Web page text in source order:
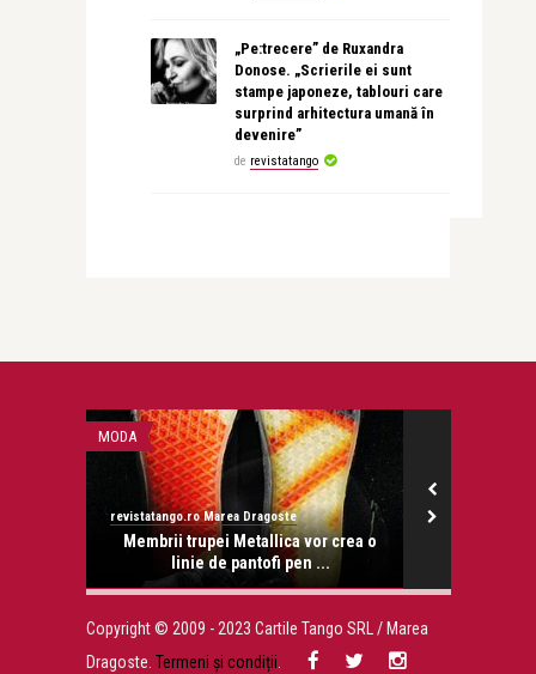
„Pe:trecere” de Ruxandra
Donose. „Scrierile ei sunt
stampe japoneze, tablouri care
surprind arhitectura umană în
devenire”
de revistatango
MODA
revistatango.ro Marea Dragoste
Membrii trupei Metallica vor crea o
linie de pantofi pen ...
Copyright © 2009 - 2023 Cartile Tango SRL / Marea
Dragoste. Termeni și condiții